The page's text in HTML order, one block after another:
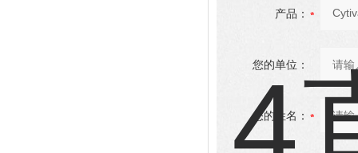
产品：
您的单位：
您的姓名：